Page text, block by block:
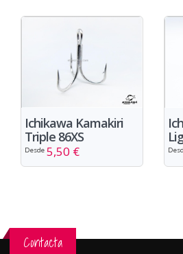
Ichikawa Kamakiri
Triple 86XS
Desde 5,50 €
Contacta